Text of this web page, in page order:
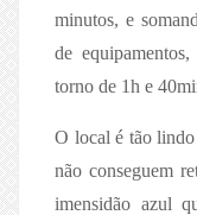
minutos, e
de
torno de 1h e
O local é tão
não conseguem
imensidão azul